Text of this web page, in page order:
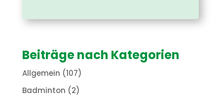
Beiträge nach Kategorien
Allgemein (107)
Badminton (2)